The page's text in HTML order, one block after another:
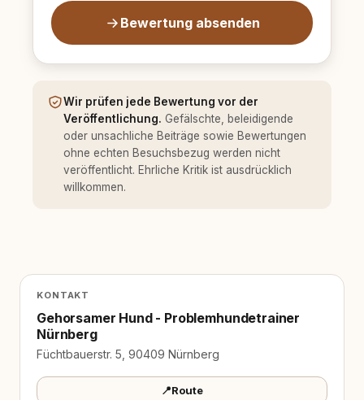
Bewertung absenden
Wir prüfen jede Bewertung vor der
Veröffentlichung. Gefälschte, beleidigende
oder unsachliche Beiträge sowie Bewertungen
ohne echten Besuchsbezug werden nicht
veröffentlicht. Ehrliche Kritik ist ausdrücklich
willkommen.
KONTAKT
Gehorsamer Hund - Problemhundetrainer
Nürnberg
Füchtbauerstr. 5, 90409 Nürnberg
📍Route